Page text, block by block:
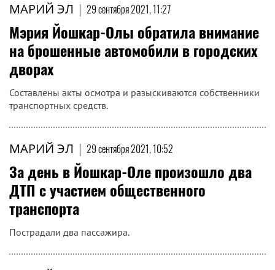
МАРИЙ ЭЛ | 29 сентября 2021, 11:27
Мэрия Йошкар-Олы обратила внимание
на брошенные автомобили в городских
дворах
Составлены акты осмотра и разыскиваются собственники
транспортных средств.
МАРИЙ ЭЛ | 29 сентября 2021, 10:52
За день в Йошкар-Оле произошло два
ДТП с участием общественного
транспорта
Пострадали два пассажира.